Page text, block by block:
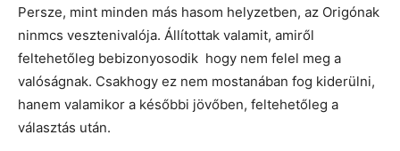
Persze, mint minden más hasom helyzetben, az Origónak
ninmcs vesztenivalója. Állítottak valamit, amiről
feltehetőleg bebizonyosodik hogy nem felel meg a
valóságnak. Csakhogy ez nem mostanában fog kiderülni,
hanem valamikor a későbbi jövőben, feltehetőleg a
választás után.